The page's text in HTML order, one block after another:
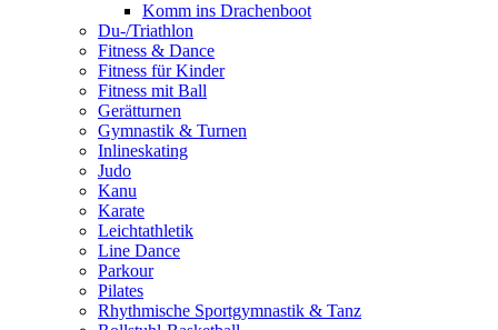
Komm ins Drachenboot
Du-/Triathlon
Fitness & Dance
Fitness für Kinder
Fitness mit Ball
Gerätturnen
Gymnastik & Turnen
Inlineskating
Judo
Kanu
Karate
Leichtathletik
Line Dance
Parkour
Pilates
Rhythmische Sportgymnastik & Tanz